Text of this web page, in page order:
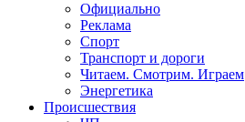
Официально
Реклама
Спорт
Транспорт и дороги
Читаем. Смотрим. Играем
Энергетика
Происшествия